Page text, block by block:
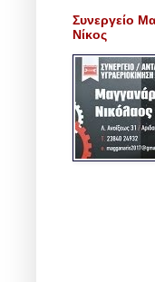
Συνεργείο
Νίκος